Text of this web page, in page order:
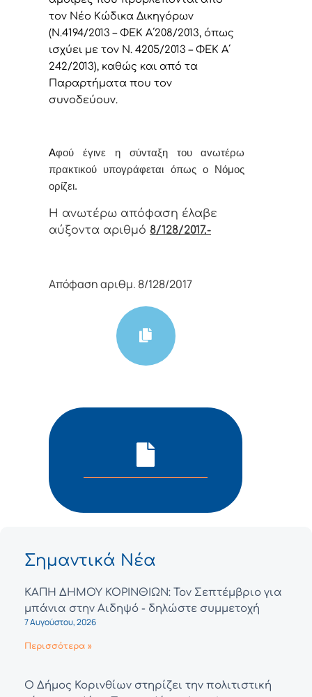
τον Νέο Κώδικα Δικηγόρων
(Ν.4194/2013 – ΦΕΚ Α΄208/2013, όπως
ισχύει με τον Ν. 4205/2013 – ΦΕΚ Α΄
242/2013), καθώς και από τα
Παραρτήματα που τον
συνοδεύουν.
Αφoύ έγιvε η σύvταξη τoυ αvωτέρω
πρακτικoύ υπoγράφεται όπως o Νόμoς
oρίζει.
Η αvωτέρω απόφαση έλαβε
αύξοντα αριθμό 8/128/2017.-
Απόφαση αριθμ. 8/128/2017
Σημαντικά Νέα
ΚΑΠΗ ΔΗΜΟΥ ΚΟΡΙΝΘΙΩΝ: Τον Σεπτέμβριο για
μπάνια στην Αιδηψό - δηλώστε συμμετοχή
7 Αυγούστου, 2026
Περισσότερα »
Ο Δήμος Κορινθίων στηρίζει την πολιτιστική